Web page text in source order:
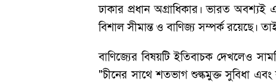
ঢাকার প্রধান অগ্রাধিকার। ভারত
বিশাল সীমান্ত ও বাণিজ্য সম্পর্ক রয়েছে।
বাণিজ্যের বিষয়টি ইতিবাচক দেখলেও
"চীনের সাথে শতভাগ শুল্কমুক্ত সুবিধা